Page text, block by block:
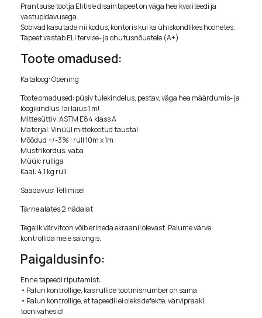
Prantsuse tootja Elitis’e disaintapeet on väga hea kvaliteedi ja
vastupidavusega.
Sobivad kasutada nii kodus, kontoris kui ka ühiskondlikes hoonetes.
Tapeet vastab ELi tervise- ja ohutusnõuetele (A+)
Toote omadused:
Kataloog: Opening
Toote omadused: püsiv tulekindelus, pestav, väga hea määrdumis- ja
löögikindlus, lai laius 1 m!
Mittesüttiv: ASTM E84 klass A
Materjal: Vinüül mittekootud taustal
Mõõdud +/-3% : rull 10m x 1m
Mustrikordus: vaba
Müük: rulliga
Kaal: 4,1 kg rull
Saadavus: Tellimisel
Tarne alates 2 nädalat
Tegelik värvitoon võib erineda ekraanil olevast. Palume värve
kontrollida meie salongis.
Paigaldusinfo:
Enne tapeedi riputamist:
• Palun kontrollige, kas rullide tootmisnumber on sama.
• Palun kontrollige, et tapeedil ei oleks defekte, värvipraaki,
toonivahesid!